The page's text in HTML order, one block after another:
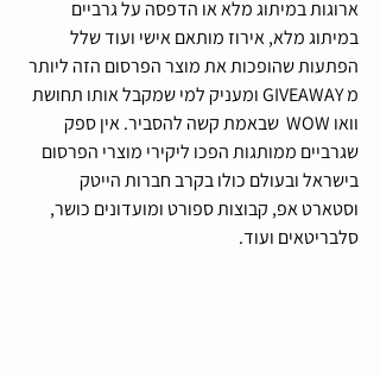
ארוגות במיתוג מלא או הדפסה על גרביים
במיתוג מלא, אירוז מותאם אישי ועוד שלל
הפתעות שהופכות את מוצר הפרסום הזה ליותר
מ GIVEAWAY ומעניק למי שמקבל אותו תחושת
וואו WOW  שבאמת קשה להסביר. אין ספק
שגרביים ממותגות הפכו ליקירי מוצרי הפרסום
בישראל ובעולם כולו בקרב חברות הייטק
וסטארט אפ, קבוצות ספורט ומועדונים כושר,
סלבריטאים ועוד.